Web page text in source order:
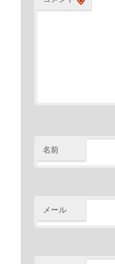
名前
メール